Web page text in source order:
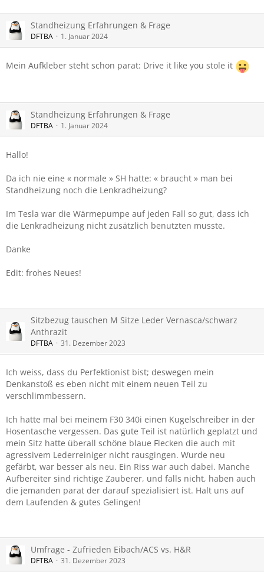
Standheizung Erfahrungen & Frage
DFTBA 1. Januar 2024
Mein Aufkleber steht schon parat: Drive it like you stole it
Standheizung Erfahrungen & Frage
DFTBA 1. Januar 2024
Hallo!
Da ich nie eine « normale » SH hatte: « braucht » man bei
Standheizung noch die Lenkradheizung?
Im Tesla war die Wärmepumpe auf jeden Fall so gut, dass ich
die Lenkradheizung nicht zusätzlich benutzten musste.
Danke
Edit: frohes Neues!
Sitzbezug tauschen M Sitze Leder Vernasca/schwarz
Anthrazit
DFTBA 31. Dezember 2023
Ich weiss, dass du Perfektionist bist; deswegen mein
Denkanstoß es eben nicht mit einem neuen Teil zu
verschlimmbessern.
Ich hatte mal bei meinem F30 340i einen Kugelschreiber in der
Hosentasche vergessen. Das gute Teil ist natürlich geplatzt und
mein Sitz hatte überall schöne blaue Flecken die auch mit
agressivem Lederreiniger nicht rausgingen. Wurde neu
gefärbt, war besser als neu. Ein Riss war auch dabei. Manche
Aufbereiter sind richtige Zauberer, und falls nicht, haben auch
die jemanden parat der darauf spezialisiert ist. Halt uns auf
dem Laufenden & gutes Gelingen!
Umfrage - Zufrieden Eibach/ACS vs. H&R
DFTBA 31. Dezember 2023